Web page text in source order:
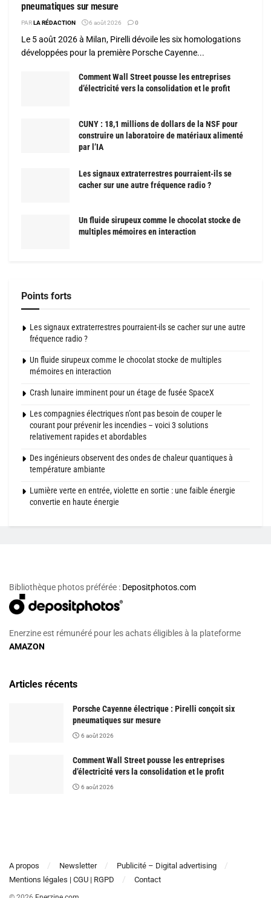
pneumatiques sur mesure
PARLA RÉDACTION 6 août 2026 0
Le 5 août 2026 à Milan, Pirelli dévoile les six homologations
développées pour la première Porsche Cayenne...
Comment Wall Street pousse les entreprises
d’électricité vers la consolidation et le profit
CUNY : 18,1 millions de dollars de la NSF pour
construire un laboratoire de matériaux alimenté
par l’IA
Les signaux extraterrestres pourraient-ils se
cacher sur une autre fréquence radio ?
Un fluide sirupeux comme le chocolat stocke de
multiples mémoires en interaction
Points forts
Les signaux extraterrestres pourraient-ils se cacher sur une autre
fréquence radio ?
Un fluide sirupeux comme le chocolat stocke de multiples
mémoires en interaction
Crash lunaire imminent pour un étage de fusée SpaceX
Les compagnies électriques n’ont pas besoin de couper le
courant pour prévenir les incendies – voici 3 solutions
relativement rapides et abordables
Des ingénieurs observent des ondes de chaleur quantiques à
température ambiante
Lumière verte en entrée, violette en sortie : une faible énergie
convertie en haute énergie
Bibliothèque photos préférée : Depositphotos.com
Enerzine est rémunéré pour les achats éligibles à la plateforme
AMAZON
Articles récents
Porsche Cayenne électrique : Pirelli conçoit six
pneumatiques sur mesure
6 août 2026
Comment Wall Street pousse les entreprises
d’électricité vers la consolidation et le profit
6 août 2026
A propos Newsletter
Publicité – Digital advertising
Mentions légales | CGU | RGPD
Contact